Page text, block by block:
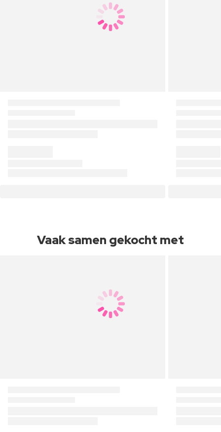
Vaak samen gekocht met